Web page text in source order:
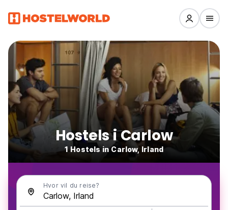
Hostels i Carlow
1 Hostels in Carlow, Irland
Hvor vil du reise?